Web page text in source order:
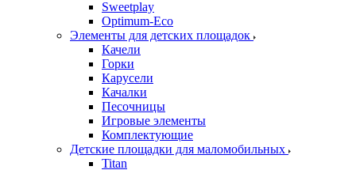
Sweetplay
Оptimum-Еco
Элементы для детских площадок
Качели
Горки
Карусели
Качалки
Песочницы
Игровые элементы
Комплектующие
Детские площадки для маломобильных
Titan